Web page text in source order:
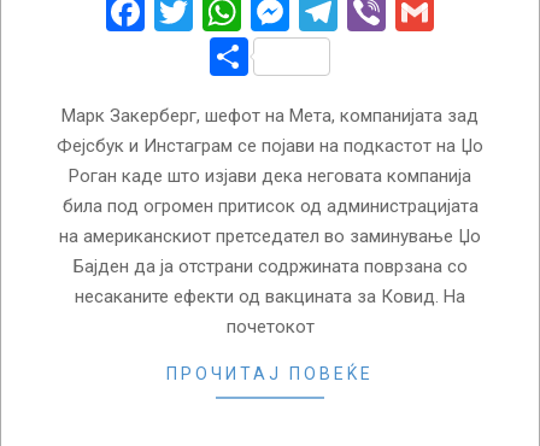
Facebook
Twitter
WhatsApp
Messenger
Telegram
Viber
Share
Марк Закерберг, шефот на Мета, компанијата зад
Фејсбук и Инстаграм се појави на подкастот на Џо
Роган каде што изјави дека неговата компанија
била под огромен притисок од администрацијата
на американскиот претседател во заминување Џо
Бајден да ја отстрани содржината поврзана со
несаканите ефекти од вакцината за Ковид. На
почетокот
ПРОЧИТАЈ ПОВЕЌЕ